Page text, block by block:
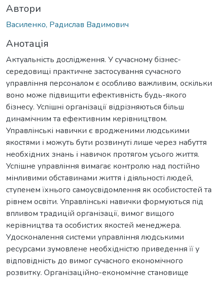
Автори
Василенко, Радислав Вадимович
Анотація
Актуальність дослідження. У сучасному бізнес-
середовищі практичне застосування сучасного
управління персоналом є особливо важливим, оскільки
воно може підвищити ефективність будь-якого
бізнесу. Успішні організації відрізняються більш
динамічним та ефективним керівництвом.
Управлінські навички є вродженими людськими
якостями і можуть бути розвинуті лише через набуття
необхідних знань і навичок протягом усього життя.
Успішне управління вимагає контролю над постійно
мінливими обставинами життя і діяльності людей,
ступенем їхнього самоусвідомлення як особистостей та
рівнем освіти. Управлінські навички формуються під
впливом традицій організації, вимог вищого
керівництва та особистих якостей менеджера.
Удосконалення системи управління людськими
ресурсами зумовлене необхідністю приведення її у
відповідність до вимог сучасного економічного
розвитку. Організаційно-економічне становище